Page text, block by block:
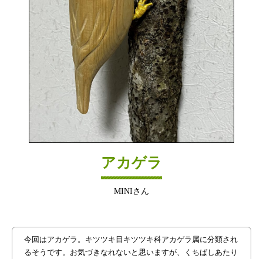
アカゲラ
MINIさん
今回はアカゲラ。キツツキ目キツツキ科アカゲラ属に分類され
るそうです。お気づきなれないと思いますが、くちばしあたり